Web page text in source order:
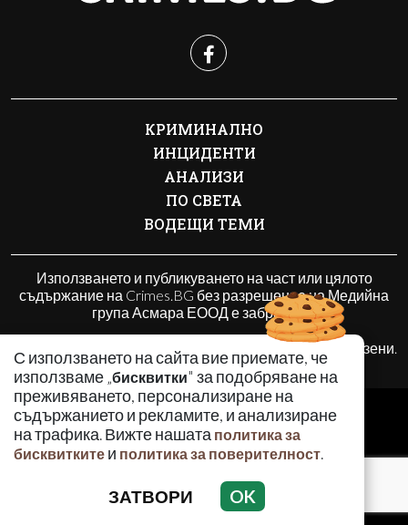
С използването на сайта вие приемате, че
използваме „бисквитки" за подобряване на
преживяването, персонализиране на
съдържанието и рекламите, и анализиране
на трафика. Вижте нашата политика за
бисквитките и политика за поверителност.
ЗАТВОРИ OK
КРИМИНАЛНО
ИНЦИДЕНТИ
АНАЛИЗИ
ПО СВЕТА
ВОДЕЩИ ТЕМИ
Използването и публикуването на част или цялото
съдържание на Crimes.BG без разрешение на Медийна
група Асмара ЕООД е забранено.
© 2010 - 2026 | Crimes.BG. Всички права запазени.
РЕКЛАМА
КОНТАКТИ
ОБЩИ УСЛОВИЯ
ПОЛИТИКА ЗА БИСКВИТКИТЕ